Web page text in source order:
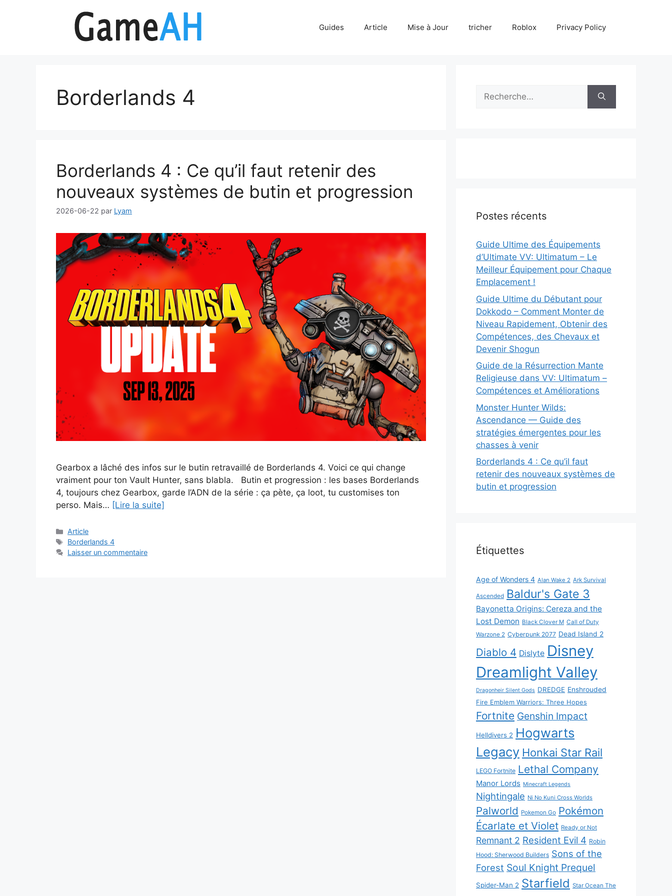
Guides Article Mise à Jour tricher Roblox Privacy Policy
Borderlands 4
Borderlands 4 : Ce qu’il faut retenir des
nouveaux systèmes de butin et progression
2026-06-22 par Lyam
Gearbox a lâché des infos sur le butin retravaillé de Borderlands 4. Voici ce qui change
vraiment pour ton Vault Hunter, sans blabla. Butin et progression : les bases Borderlands
4, toujours chez Gearbox, garde l’ADN de la série : ça pète, ça loot, tu customises ton
perso. Mais… [Lire la suite]
Catégories
Article
Étiquettes
Borderlands 4
Laisser un commentaire
Rechercher :
Postes récents
Guide Ultime des Équipements
d’Ultimate VV: Ultimatum – Le
Meilleur Équipement pour Chaque
Emplacement !
Guide Ultime du Débutant pour
Dokkodo – Comment Monter de
Niveau Rapidement, Obtenir des
Compétences, des Chevaux et
Devenir Shogun
Guide de la Résurrection Mante
Religieuse dans VV: Ultimatum –
Compétences et Améliorations
Monster Hunter Wilds:
Ascendance — Guide des
stratégies émergentes pour les
chasses à venir
Borderlands 4 : Ce qu’il faut
retenir des nouveaux systèmes de
butin et progression
Étiquettes
Age of Wonders 4 Alan Wake 2 Ark Survival
Ascended Baldur's Gate 3
Bayonetta Origins: Cereza and the
Lost Demon Black Clover M Call of Duty
Warzone 2 Cyberpunk 2077 Dead Island 2
Diablo 4 Dislyte Disney
Dreamlight Valley
Dragonheir Silent Gods DREDGE Enshrouded
Fire Emblem Warriors: Three Hopes
Fortnite Genshin Impact
Helldivers 2 Hogwarts
Legacy Honkai Star Rail
LEGO Fortnite Lethal Company
Manor Lords Minecraft Legends
Nightingale Ni No Kuni Cross Worlds
Palworld Pokemon Go Pokémon
Écarlate et Violet Ready or Not
Remnant 2 Resident Evil 4 Robin
Hood: Sherwood Builders Sons of the
Forest Soul Knight Prequel
Spider-Man 2 Starfield Star Ocean The